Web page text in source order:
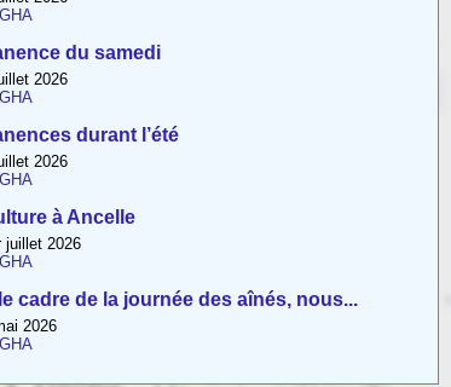
du samedi
2026
durant l’été
2026
à Ancelle
juillet 2026
cadre de la journée des aînés, nous...
2026